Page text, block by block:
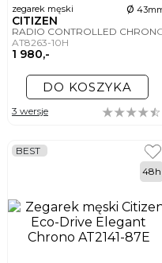
zegarek męski ø
CITIZEN
RADIO CONTROLLED
AT8263-10H
1 980,-
DO KOSZYKA
3 wersje
BEST
48h